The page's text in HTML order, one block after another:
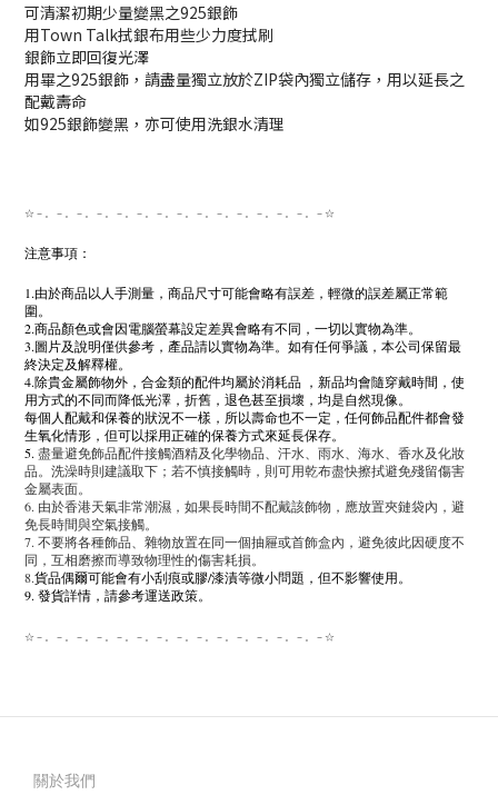
可清潔初期少量變黑之925銀飾
用Town Talk拭銀布用些少力度拭刷
銀飾立即回復光澤
用畢之925銀飾，請盡量獨立放於ZIP袋內獨立儲存，用以延長之
配戴壽命
如925銀飾變黑，亦可使用洗銀水清理
☆－。－。－。－。－。－。－。－。－。－。－。－。－。－。－☆
注意事項：
1.由於商品以人手測量，商品尺寸可能會略有誤差，輕微的誤差屬正常範
圍。
2.商品顏色或會因電腦螢幕設定差異會略有不同，一切以實物為準。
3.圖片及說明僅供參考，產品請以實物為準。如有任何爭議，本公司保留最
終決定及解釋權。
4.除貴金屬飾物外，合金類的配件均屬於消耗品 ，新品均會隨穿戴時間，使
用方式的不同而降低光澤，折舊，退色甚至損壞，均是自然現像。
每個人配戴和保養的狀況不一樣，所以壽命也不一定，任何飾品配件都會發
生氧化情形，但可以採用正確的保養方式來延長保存。
5. 盡量避免飾品配件接觸酒精及化學物品、汗水、雨水、海水、香水及化妝
品。洗澡時則建議取下；若不慎接觸時，則可用乾布盡快擦拭避免殘留傷害
金屬表面。
6. 由於香港天氣非常潮濕，如果長時間不配戴該飾物，應放置夾鏈袋內，避
免長時間與空氣接觸。
7. 不要將各種飾品、雜物放置在同一個抽屜或首飾盒內，避免彼此因硬度不
同，互相磨擦而導致物理性的傷害耗損。
8.貨品偶爾可能會有小刮痕或膠/漆漬等微小問題，但不影響使用。
9. 發貨詳情，請參考運送政策。
☆－。－。－。－。－。－。－。－。－。－。－。－。－。－。－☆
關於我們